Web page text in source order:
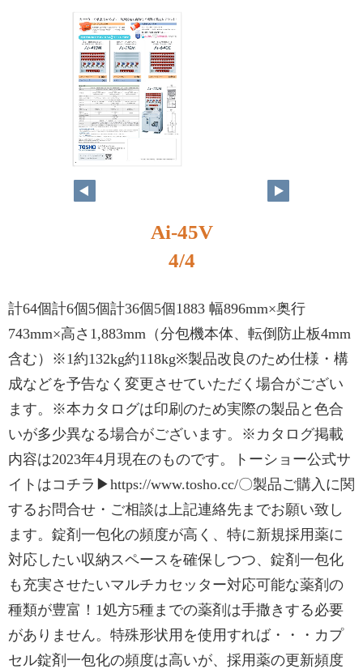
4
Ai-45V
4/4
計64個計6個5個計36個5個1883 幅896mm×奥行
743mm×高さ1,883mm（分包機本体、転倒防止板4mm
含む）※1約132kg約118kg※製品改良のため仕様・構
成などを予告なく変更させていただく場合がござい
ます。※本カタログは印刷のため実際の製品と色合
いが多少異なる場合がございます。※カタログ掲載
内容は2023年4月現在のものです。トーショー公式サ
イトはコチラ▶https://www.tosho.cc/〇製品ご購入に関
するお問合せ・ご相談は上記連絡先までお願い致し
ます。錠剤一包化の頻度が高く、特に新規採用薬に
対応したい収納スペースを確保しつつ、錠剤一包化
も充実させたいマルチカセッター対応可能な薬剤の
種類が豊富！1処方5種までの薬剤は手撒きする必要
がありません。特殊形状用を使用すれば・・・カプ
セル錠剤一包化の頻度は高いが、採用薬の更新頻度